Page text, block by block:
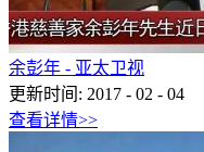
余彭年 - 亚太卫视
更新时间: 2017 - 02 - 04
查看详情>>